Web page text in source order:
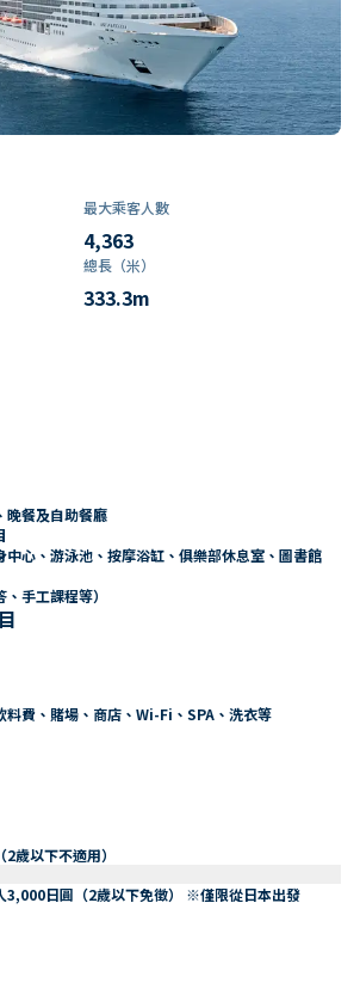
最大乘客人數
4,363
總長（米）
333.3m
晚餐及自助餐廳
中心、游泳池、按摩浴缸、俱樂部休息室、圖書館
手工課程等）
料費、賭場、商店、Wi-Fi、SPA、洗衣等
歲以下不適用）
3,000日圓（2歲以下免徵） ※僅限從日本出發